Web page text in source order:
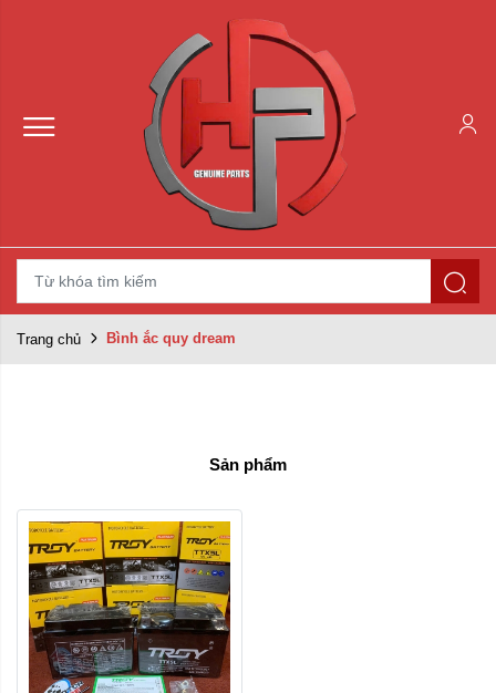
Trang chủ Bình ắc quy dream
Sản phẩm